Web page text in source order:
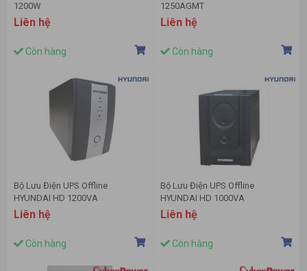
1200W
Liên hệ
Còn hàng
1250AGMT
Liên hệ
Còn hàng
Bộ Lưu Điện UPS Offline
HYUNDAI HD 1200VA
(1200VA/720W)
Liên hệ
Còn hàng
Bộ Lưu Điện UPS Offline
HYUNDAI HD 1000VA
(1000VA/600W)
Liên hệ
Còn hàng